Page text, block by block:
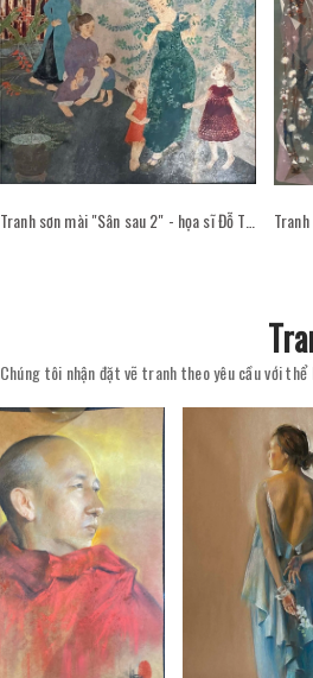
Chúng tôi nhận đặt vẽ tranh theo yêu cầu với